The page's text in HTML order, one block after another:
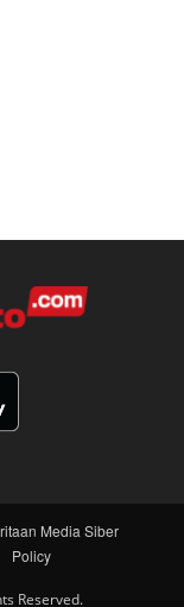
Media Siber
Policy
Reserved.